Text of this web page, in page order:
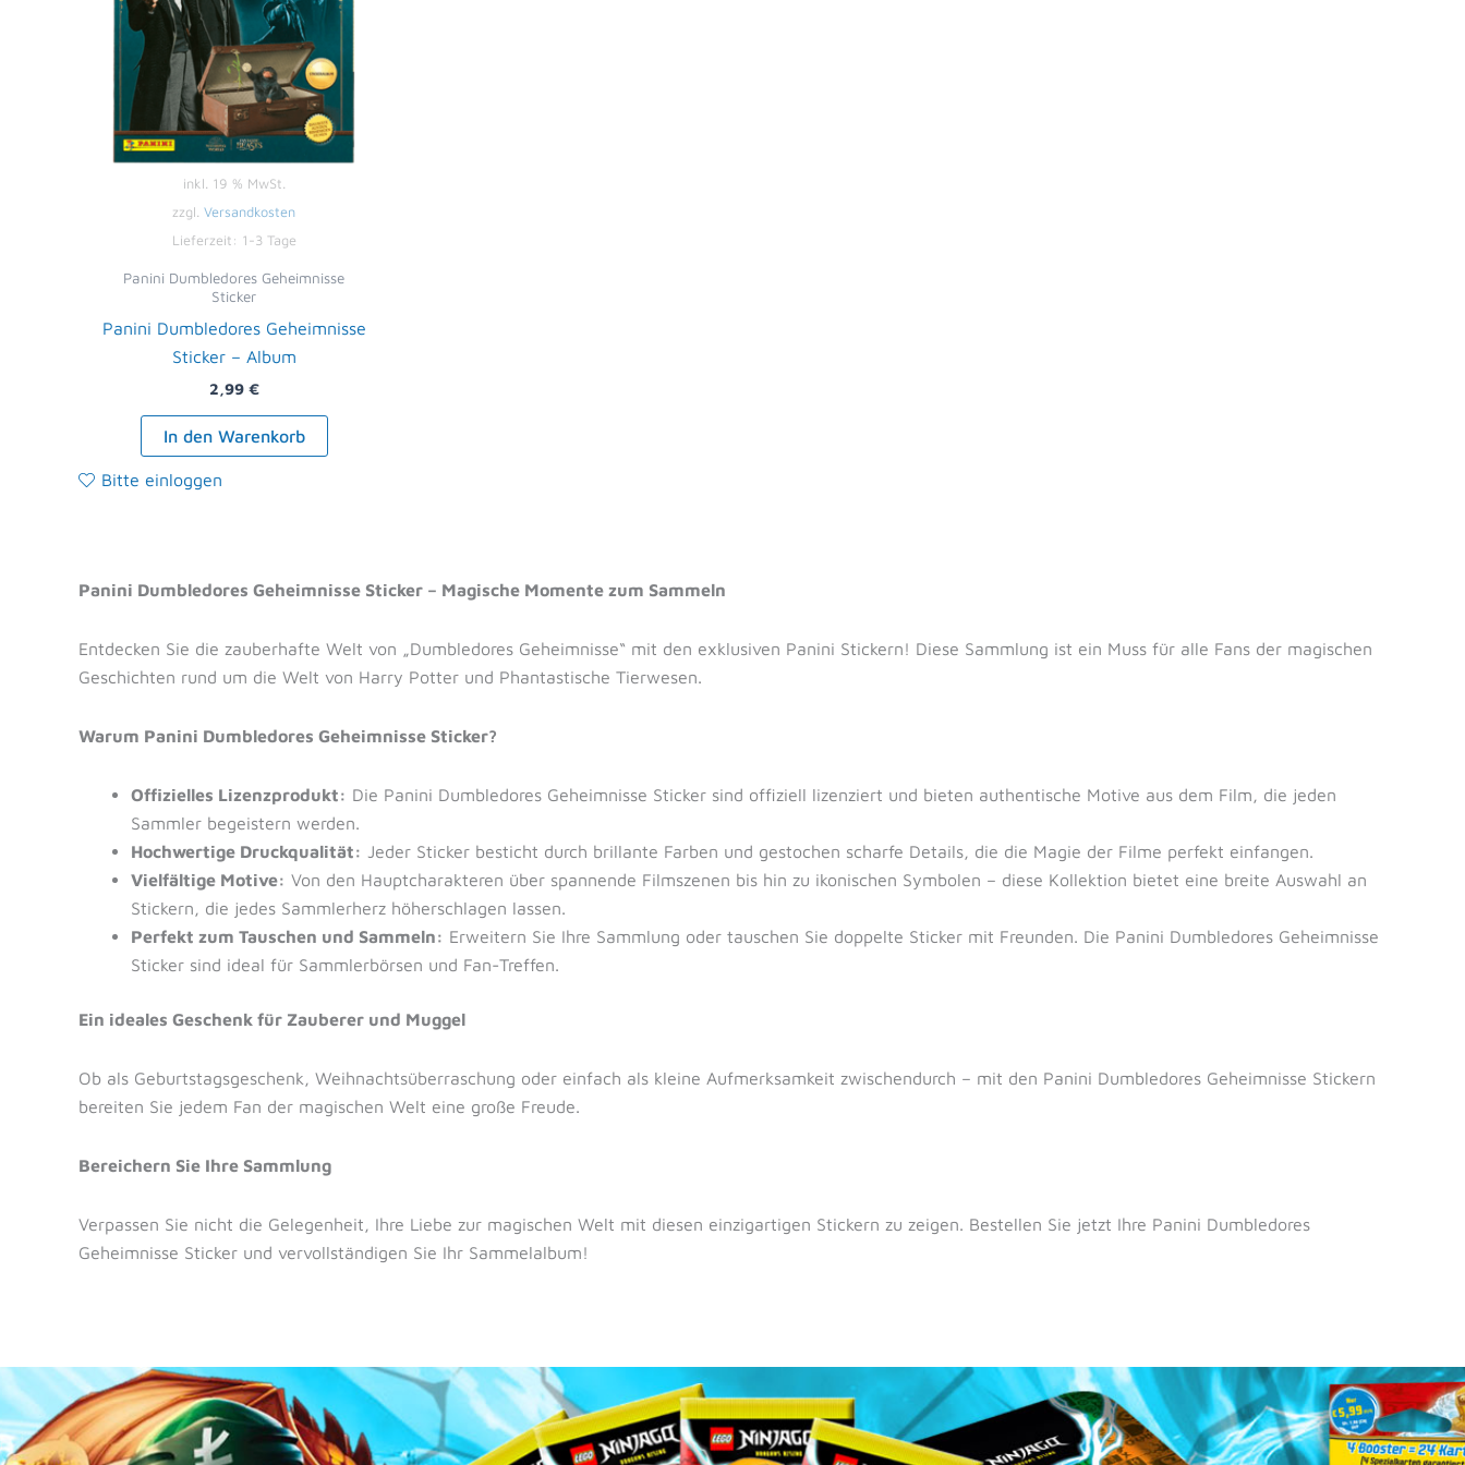
inkl. 19 % MwSt.
zzgl. Versandkosten
Lieferzeit: 1-3 Tage
Panini Dumbledores Geheimnisse
Sticker
Panini Dumbledores Geheimnisse
Sticker – Album
2,99 €
In den Warenkorb
Bitte einloggen
Panini Dumbledores Geheimnisse Sticker – Magische Momente zum Sammeln
Entdecken Sie die zauberhafte Welt von „Dumbledores Geheimnisse“ mit den exklusiven Panini Stickern! Diese Sammlung ist ein Muss für alle Fans der magischen
Geschichten rund um die Welt von Harry Potter und Phantastische Tierwesen.
Warum Panini Dumbledores Geheimnisse Sticker?
Offizielles Lizenzprodukt: Die Panini Dumbledores Geheimnisse Sticker sind offiziell lizenziert und bieten authentische Motive aus dem Film, die jeden
Sammler begeistern werden.
Hochwertige Druckqualität: Jeder Sticker besticht durch brillante Farben und gestochen scharfe Details, die die Magie der Filme perfekt einfangen.
Vielfältige Motive: Von den Hauptcharakteren über spannende Filmszenen bis hin zu ikonischen Symbolen – diese Kollektion bietet eine breite Auswahl an
Stickern, die jedes Sammlerherz höherschlagen lassen.
Perfekt zum Tauschen und Sammeln: Erweitern Sie Ihre Sammlung oder tauschen Sie doppelte Sticker mit Freunden. Die Panini Dumbledores Geheimnisse
Sticker sind ideal für Sammlerbörsen und Fan-Treffen.
Ein ideales Geschenk für Zauberer und Muggel
Ob als Geburtstagsgeschenk, Weihnachtsüberraschung oder einfach als kleine Aufmerksamkeit zwischendurch – mit den Panini Dumbledores Geheimnisse Stickern
bereiten Sie jedem Fan der magischen Welt eine große Freude.
Bereichern Sie Ihre Sammlung
Verpassen Sie nicht die Gelegenheit, Ihre Liebe zur magischen Welt mit diesen einzigartigen Stickern zu zeigen. Bestellen Sie jetzt Ihre Panini Dumbledores
Geheimnisse Sticker und vervollständigen Sie Ihr Sammelalbum!